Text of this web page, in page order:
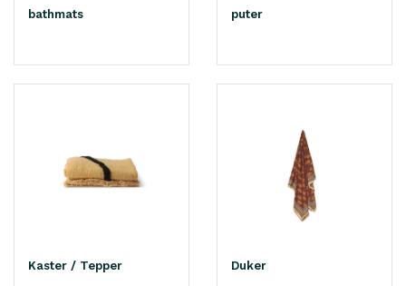
bathmats puter
Kaster / Tepper Duker